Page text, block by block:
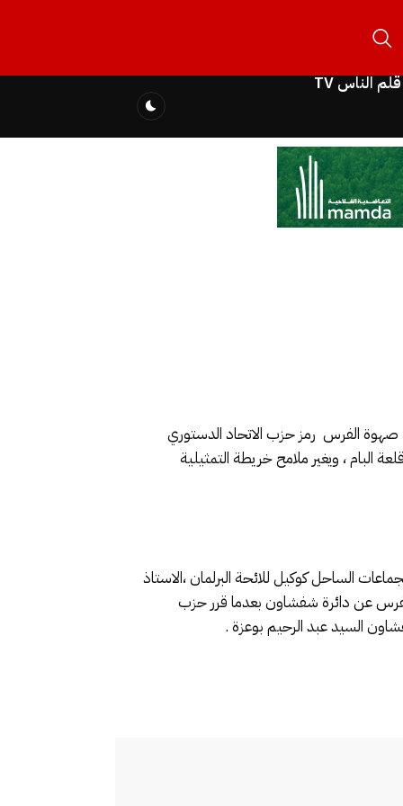
قلم الناس TV
صهوة الفرس رمز حزب الاتحاد الدستوري
البام ، ويغير ملامح خريطة التمثيلية
الساحل كوكيل للائحة البرلمان ،الاستاذ
عن دائرة شفشاون بعدما قرر حزب
السيد عبد الرحيم بوعزة .